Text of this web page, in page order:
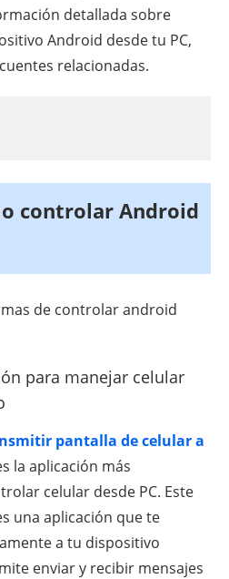
detallada sobre
Android desde tu PC,
relacionadas.
controlar Android
de controlar android
para manejar celular
pantalla de celular a
la aplicación más
celular desde PC. Este
una aplicación que te
a tu dispositivo
enviar y recibir mensajes